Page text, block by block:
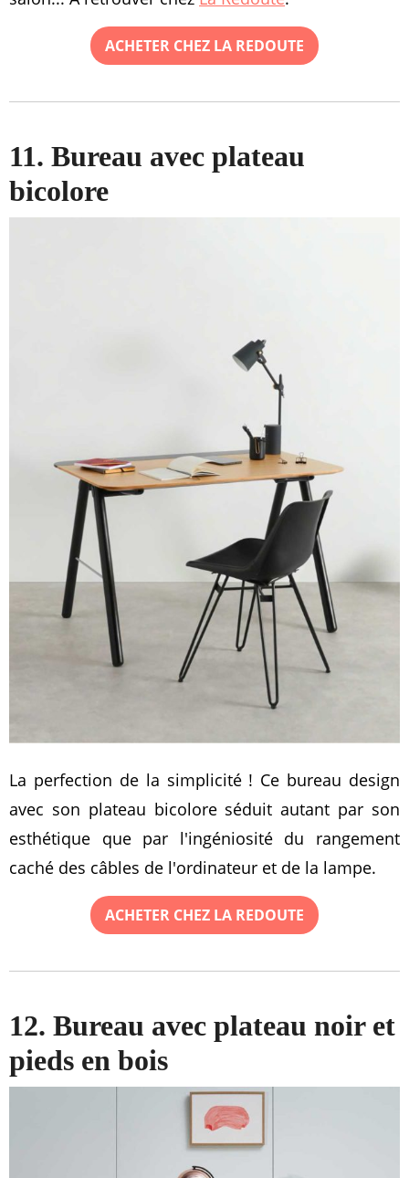
ACHETER CHEZ LA REDOUTE
11. Bureau avec plateau
bicolore
La perfection de la simplicité ! Ce bureau design
avec son plateau bicolore séduit autant par son
esthétique que par l'ingéniosité du rangement
caché des câbles de l'ordinateur et de la lampe.
ACHETER CHEZ LA REDOUTE
12. Bureau avec plateau noir et
pieds en bois